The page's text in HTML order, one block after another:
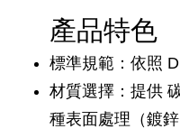
產品特色
標準規範：依照
材質選擇：提供
種表面處理（鍍